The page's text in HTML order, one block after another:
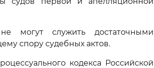
могут служить достаточными
спору судебных актов.
кодекса Российской